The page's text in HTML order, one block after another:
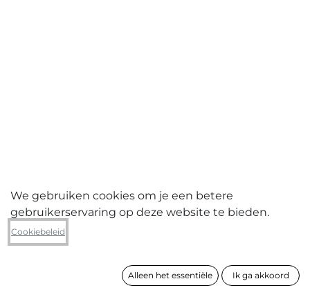
Sanne De Wilde
Untitled
60 x 40 cm
We gebruiken cookies om je een betere
gebruikerservaring op deze website te bieden.
Cookiebeleid
Alleen het essentiële Ik ga akkoord